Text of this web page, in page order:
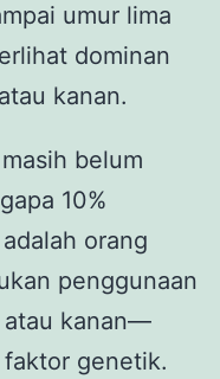
umur lima
dominan
kanan.
belum
10%
orang
penggunaan
kanan—
genetik.